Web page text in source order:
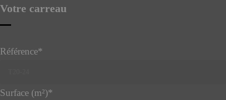
Votre carreau
Référence*
Surface (m²)*